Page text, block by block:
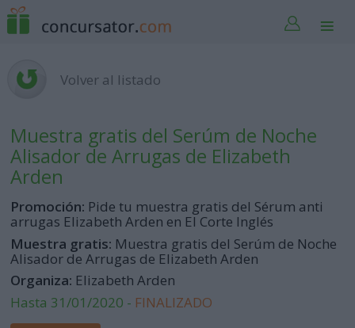
Volver al listado
Muestra gratis del Serúm de Noche
Alisador de Arrugas de Elizabeth
Arden
Promoción: Pide tu muestra gratis del Sérum anti
arrugas Elizabeth Arden en El Corte Inglés
Muestra gratis: Muestra gratis del Serúm de Noche
Alisador de Arrugas de Elizabeth Arden
Organiza: Elizabeth Arden
Hasta 31/01/2020 - FINALIZADO